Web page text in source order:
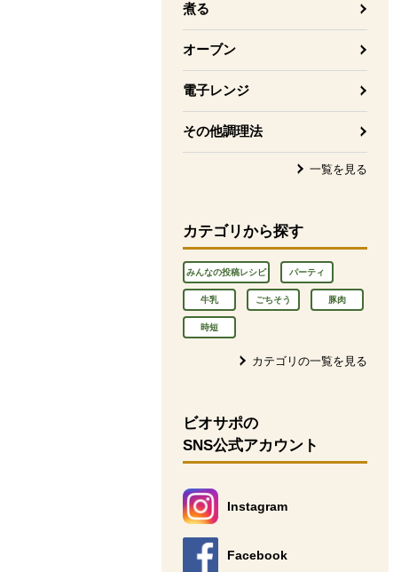
煮る
オーブン
電子レンジ
その他調理法
一覧を見る
カテゴリから探す
みんなの投稿レシピ パーティ
牛乳 ごちそう 豚肉
時短
カテゴリの一覧を見る
ビオサポの
SNS公式アカウント
Instagram
別のウィンドウで開きます。
Facebook
別のウィンドウで開きます。